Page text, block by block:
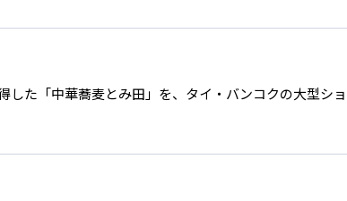
した「中華蕎麦とみ田」を、タイ・バンコクの大型